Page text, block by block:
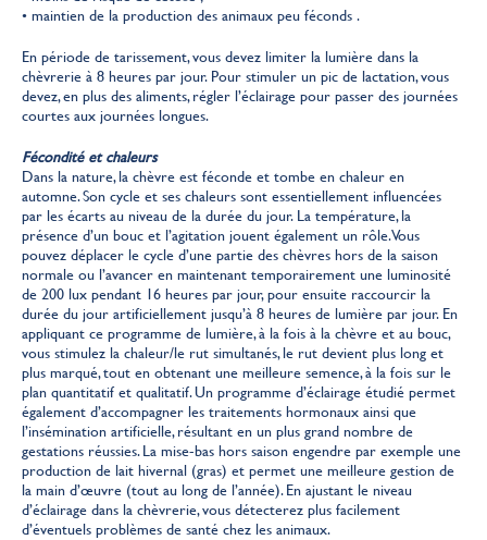
• maintien de la production des animaux peu féconds .
En période de tarissement, vous devez limiter la lumière dans la
chèvrerie à 8 heures par jour. Pour stimuler un pic de lactation, vous
devez, en plus des aliments, régler l’éclairage pour passer des journées
courtes aux journées longues.
Fécondité et chaleurs
Dans la nature, la chèvre est féconde et tombe en chaleur en
automne. Son cycle et ses chaleurs sont essentiellement influencées
par les écarts au niveau de la durée du jour. La température, la
présence d’un bouc et l’agitation jouent également un rôle. Vous
pouvez déplacer le cycle d’une partie des chèvres hors de la saison
normale ou l’avancer en maintenant temporairement une luminosité
de 200 lux pendant 16 heures par jour, pour ensuite raccourcir la
durée du jour artificiellement jusqu’à 8 heures de lumière par jour. En
appliquant ce programme de lumière, à la fois à la chèvre et au bouc,
vous stimulez la chaleur/le rut simultanés, le rut devient plus long et
plus marqué, tout en obtenant une meilleure semence, à la fois sur le
plan quantitatif et qualitatif. Un programme d’éclairage étudié permet
également d’accompagner les traitements hormonaux ainsi que
l’insémination artificielle, résultant en un plus grand nombre de
gestations réussies. La mise-bas hors saison engendre par exemple une
production de lait hivernal (gras) et permet une meilleure gestion de
la main d’œuvre (tout au long de l’année). En ajustant le niveau
d’éclairage dans la chèvrerie, vous détecterez plus facilement
d’éventuels problèmes de santé chez les animaux.